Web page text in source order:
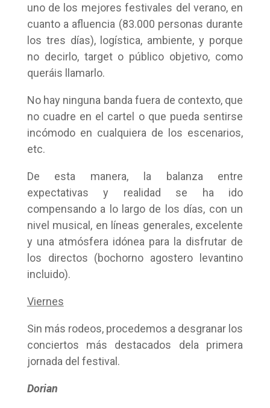
uno de los mejores festivales del verano, en
cuanto a afluencia (83.000 personas durante
los tres días), logística, ambiente, y porque
no decirlo, target o público objetivo, como
queráis llamarlo.
No hay ninguna banda fuera de contexto, que
no cuadre en el cartel o que pueda sentirse
incómodo en cualquiera de los escenarios,
etc.
De esta manera, la balanza entre
expectativas y realidad se ha ido
compensando a lo largo de los días, con un
nivel musical, en líneas generales, excelente
y una atmósfera idónea para la disfrutar de
los directos (bochorno agostero levantino
incluido).
Viernes
Sin más rodeos, procedemos a desgranar los
conciertos más destacados dela primera
jornada del festival.
Dorian